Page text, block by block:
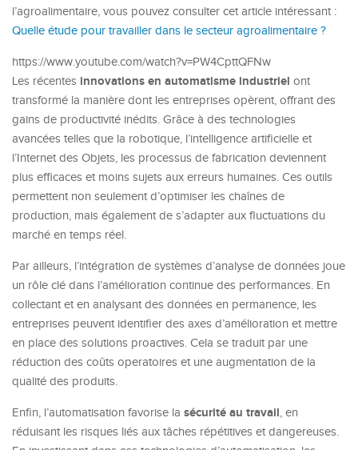
l’agroalimentaire, vous pouvez consulter cet article intéressant :
Quelle étude pour travailler dans le secteur agroalimentaire ?
https://www.youtube.com/watch?v=PW4CpttQFNw
Les récentes innovations en automatisme industriel ont
transformé la manière dont les entreprises opèrent, offrant des
gains de productivité inédits. Grâce à des technologies
avancées telles que la robotique, l’intelligence artificielle et
l’Internet des Objets, les processus de fabrication deviennent
plus efficaces et moins sujets aux erreurs humaines. Ces outils
permettent non seulement d’optimiser les chaînes de
production, mais également de s’adapter aux fluctuations du
marché en temps réel.
Par ailleurs, l’intégration de systèmes d’analyse de données joue
un rôle clé dans l’amélioration continue des performances. En
collectant et en analysant des données en permanence, les
entreprises peuvent identifier des axes d’amélioration et mettre
en place des solutions proactives. Cela se traduit par une
réduction des coûts operatoires et une augmentation de la
qualité des produits.
Enfin, l’automatisation favorise la sécurité au travail, en
réduisant les risques liés aux tâches répétitives et dangereuses.